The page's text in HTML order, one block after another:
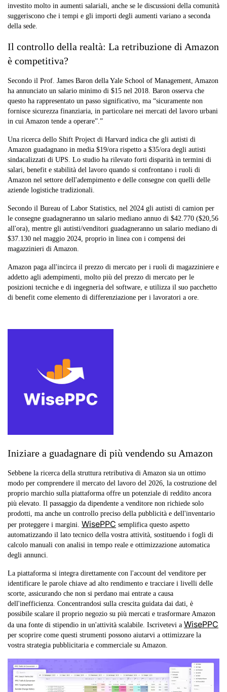
investito molto in aumenti salariali, anche se le discussioni della comunità
suggeriscono che i tempi e gli importi degli aumenti variano a seconda
della sede.
Il controllo della realtà: La retribuzione di Amazon
è competitiva?
Secondo il Prof. James Baron della Yale School of Management, Amazon
ha annunciato un salario minimo di $15 nel 2018. Baron osserva che
questo ha rappresentato un passo significativo, ma “sicuramente non
fornisce sicurezza finanziaria, in particolare nei mercati del lavoro urbani
in cui Amazon tende a operare”.”
Una ricerca dello Shift Project di Harvard indica che gli autisti di
Amazon guadagnano in media $19/ora rispetto a $35/ora degli autisti
sindacalizzati di UPS. Lo studio ha rilevato forti disparità in termini di
salari, benefit e stabilità del lavoro quando si confrontano i ruoli di
Amazon nel settore dell'adempimento e delle consegne con quelli delle
aziende logistiche tradizionali.
Secondo il Bureau of Labor Statistics, nel 2024 gli autisti di camion per
le consegne guadagneranno un salario mediano annuo di $42.770 ($20,56
all'ora), mentre gli autisti/venditori guadagneranno un salario mediano di
$37.130 nel maggio 2024, proprio in linea con i compensi dei
magazzinieri di Amazon.
Amazon paga all'incirca il prezzo di mercato per i ruoli di magazziniere e
addetto agli adempimenti, molto più del prezzo di mercato per le
posizioni tecniche e di ingegneria del software, e utilizza il suo pacchetto
di benefit come elemento di differenziazione per i lavoratori a ore.
Iniziare a guadagnare di più vendendo su Amazon
Sebbene la ricerca della struttura retributiva di Amazon sia un ottimo
modo per comprendere il mercato del lavoro del 2026, la costruzione del
proprio marchio sulla piattaforma offre un potenziale di reddito ancora
più elevato. Il passaggio da dipendente a venditore non richiede solo
prodotti, ma anche un controllo preciso della pubblicità e dell'inventario
per proteggere i margini. WisePPC semplifica questo aspetto
automatizzando il lato tecnico della vostra attività, sostituendo i fogli di
calcolo manuali con analisi in tempo reale e ottimizzazione automatica
degli annunci.
La piattaforma si integra direttamente con l'account del venditore per
identificare le parole chiave ad alto rendimento e tracciare i livelli delle
scorte, assicurando che non si perdano mai entrate a causa
dell'inefficienza. Concentrandosi sulla crescita guidata dai dati, è
possibile scalare il proprio negozio su più mercati e trasformare Amazon
da una fonte di stipendio in un'attività scalabile. Iscrivetevi a WisePPC
per scoprire come questi strumenti possono aiutarvi a ottimizzare la
vostra strategia pubblicitaria e commerciale su Amazon.